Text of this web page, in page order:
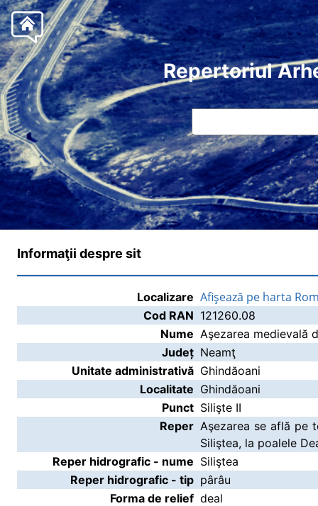
Repertoriul
Informaţii despre sit
Localizare Afişează pe harta
Cod RAN 121260.08
Nume Aşezarea medievală
Județ Neamţ
Unitate administrativă Ghindăoani
Localitate Ghindăoani
Punct Silişte II
Reper Aşezarea se află pe
Siliştea, la poalele
Reper hidrografic - nume Siliştea
Reper hidrografic - tip pârâu
Forma de relief deal